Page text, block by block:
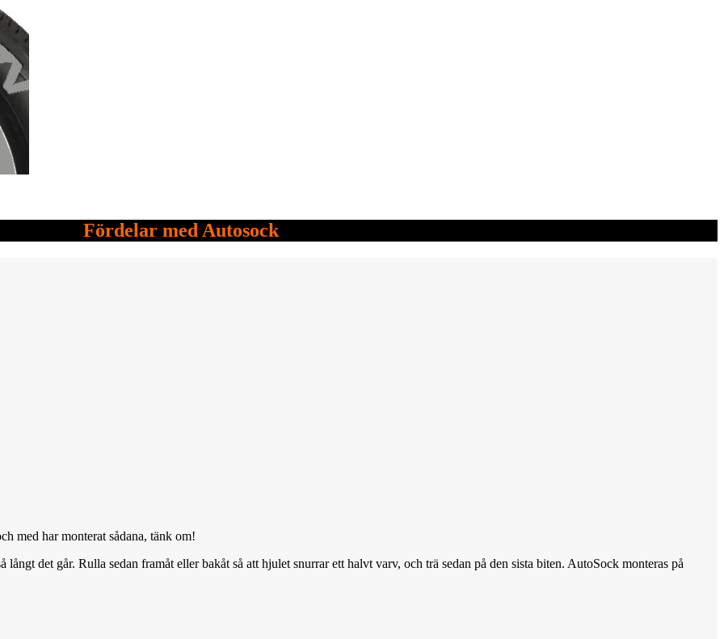
Fördelar med Autosock
med har monterat sådana, tänk om!
det går. Rulla sedan framåt eller bakåt så att hjulet snurrar ett halvt varv, och trä sedan på den sista biten. AutoSock monteras på